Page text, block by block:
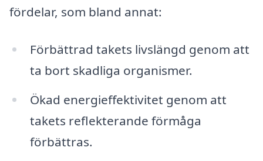
fördelar, som bland annat:
Förbättrad takets livslängd genom att
ta bort skadliga organismer.
Ökad energieffektivitet genom att
takets reflekterande förmåga
förbättras.